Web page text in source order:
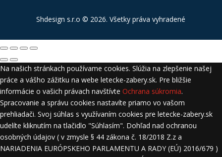
Shdesign s.r.o © 2026. Všetky práva vyhradené
Na našich stránkach používame cookies. Slúžia na zlepšenie našej
práce a vášho zážitku na webe letecke-zabery.sk. Pre bližšie
informácie o vašich právach navštívte Ochrana súkromia.
Spracovanie a správu cookies nastavíte priamo vo vašom
prehliadači. Svoj súhlas s využívaním cookies pre letecke-zabery.sk
udelíte kliknutím na tlačidlo "Súhlasím". Dohľad nad ochranou
osobných údajov ( v zmysle § 44 zákona č. 18/2018 Z.z a
NARIADENIA EURÓPSKEHO PARLAMENTU A RADY (EÚ) 2016/679 )